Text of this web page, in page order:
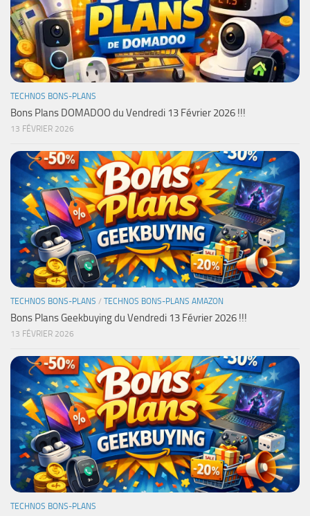
TECHNOS BONS-PLANS
Bons Plans DOMADOO du Vendredi 13 Février 2026 !!!
13 FÉVRIER 2026
TECHNOS BONS-PLANS / TECHNOS BONS-PLANS AMAZON
Bons Plans Geekbuying du Vendredi 13 Février 2026 !!!
13 FÉVRIER 2026
TECHNOS BONS-PLANS